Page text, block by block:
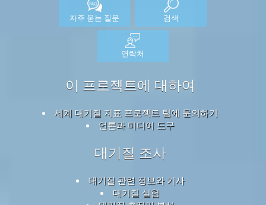
자주 묻는 질문 검색
연락처
이 프로젝트에 대하여
세계 대기질 지표 프로젝트 팀에 문의하기
언론과 미디어 도구
대기질 조사
대기질 관련 정보와 기사
대기질 실험